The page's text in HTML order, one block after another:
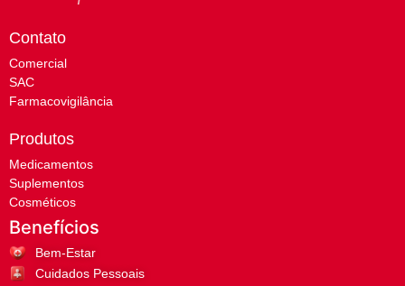
Contato
Comercial
SAC
Farmacovigilância
Produtos
Medicamentos
Suplementos
Cosméticos
Benefícios
Bem-Estar
Cuidados Pessoais